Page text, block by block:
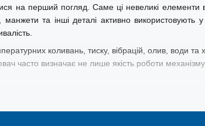
на перший погляд. Саме ці невеликі елементи
та інші деталі активно
коливань, тиску, вібрацій, олив, води
часто визначає не лише якість роботи механізму,